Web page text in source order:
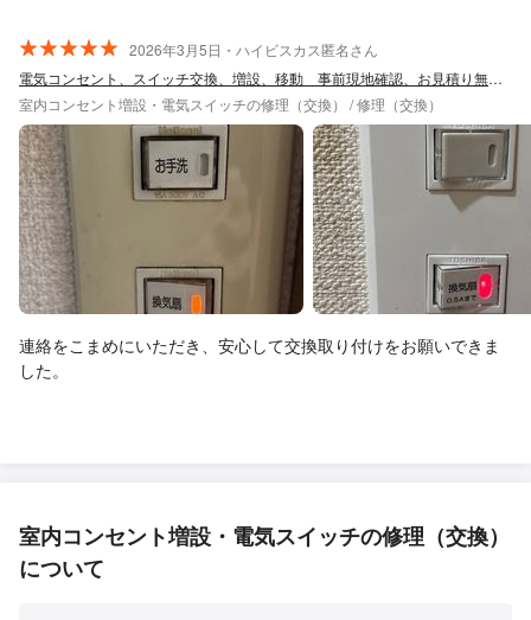
2026年3月5日・ハイビスカス匿名さん
電気コンセント、スイッチ交換、増設、移動 事前現地確認、お見積り無料！
室内コンセント増設・電気スイッチの修理（交換） / 修理（交換）
連絡をこまめにいただき、安心して交換取り付けをお願いできま
した。
室内コンセント増設・電気スイッチの修理（交換）
について